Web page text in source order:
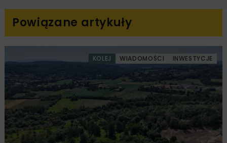
Powiązane artykuły
KOLEJ WIADOMOŚCI INWESTYCJE